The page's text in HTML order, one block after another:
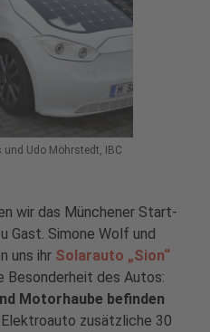
Udo Möhrstedt, IBC
wir das Münchener Start-
Gast. Simone Wolf und
uns ihr Solarauto „Sion“
des Autos:
Motorhaube befinden
zusätzliche 30